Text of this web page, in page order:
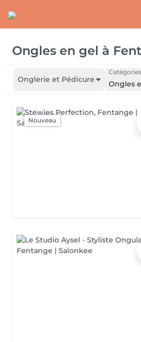
Ongles en gel à
Onglerie et Pédicure
Catégories
Ongles
Nouveau